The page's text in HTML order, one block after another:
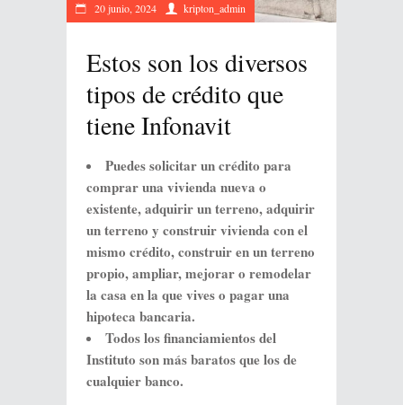
20 junio, 2024 kripton_admin
Estos son los diversos
tipos de crédito que
tiene Infonavit
Puedes solicitar un crédito para
comprar una vivienda nueva o
existente, adquirir un terreno, adquirir
un terreno y construir vivienda con el
mismo crédito, construir en un terreno
propio, ampliar, mejorar o remodelar
la casa en la que vives o pagar una
hipoteca bancaria.
Todos los financiamientos del
Instituto son más baratos que los de
cualquier banco.